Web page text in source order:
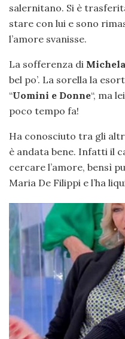
salernitano. Si è
stare con lui e sono
l’amore svanisse.
La sofferenza di Michela
bel po’. La sorella la
“Uomini e Donne“, ma
poco tempo fa!
Ha conosciuto tra gli
è andata bene. Infatti il
cercare l’amore, bensì
Maria De Filippi e l’ha